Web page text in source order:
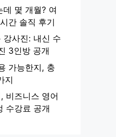
데 몇 개월? 여
간 솔직 후기
강사진: 내신 수
3인방 공개
가능한지, 충
지
비즈니스 영어
수강료 공개